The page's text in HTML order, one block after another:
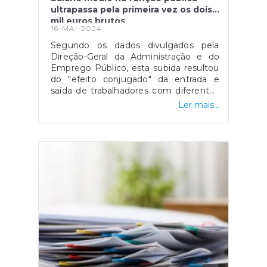
ultrapassa pela primeira vez os dois
mil euros brutos
16-MAI-2024
Segundo os dados divulgados pela
Direção-Geral da Administração e do
Emprego Público, esta subida resultou
do "efeito conjugado" da entrada e
saída de trabalhadores com diferentes
níveis salariais, de medidas de
atualização do valor do salário
Ler mais...